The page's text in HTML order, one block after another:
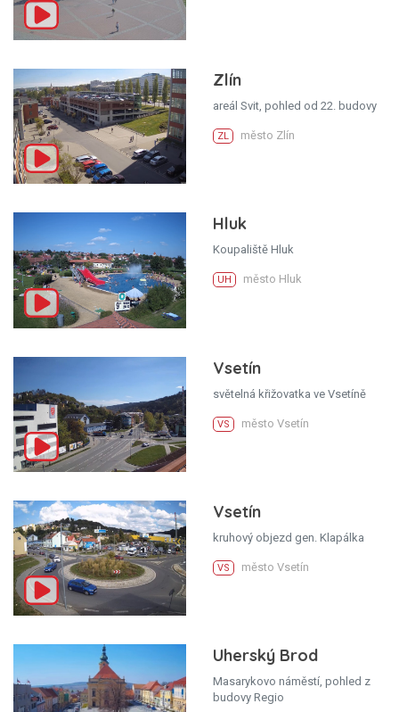
Zlín
areál Svit, pohled od 22. budovy
ZL město Zlín
Hluk
Koupaliště Hluk
UH město Hluk
Vsetín
světelná křižovatka ve Vsetíně
VS město Vsetín
Vsetín
kruhový objezd gen. Klapálka
VS město Vsetín
Uherský Brod
Masarykovo náměstí, pohled z
budovy Regio